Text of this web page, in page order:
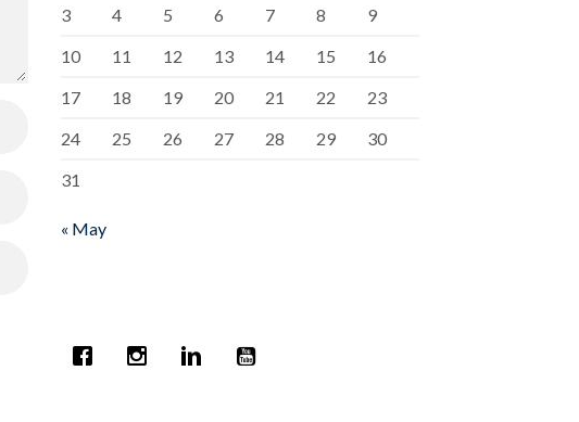
3
4 5 6 7 8
9
10
11 12 13 14 15
16
17
18 19 20 21 22
23
24
25 26 27 28 29
30
31
« May